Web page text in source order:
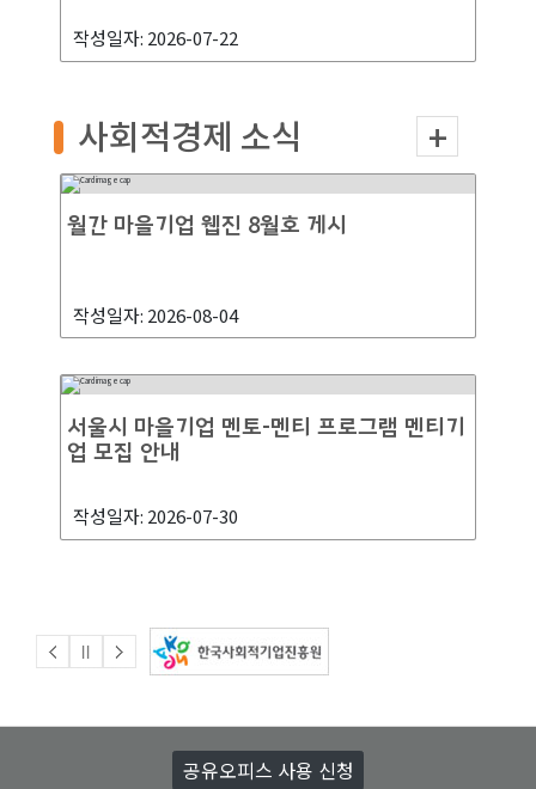
작성일자: 2026-07-22
사회적경제 소식
월간 마을기업 웹진 8월호 게시
작성일자: 2026-08-04
서울시 마을기업 멘토-멘티 프로그램 멘티기
업 모집 안내
작성일자: 2026-07-30
공유오피스 사용 신청